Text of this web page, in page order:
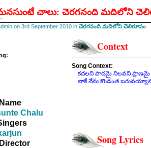
చాలు: చెరగనంది మదిలోని
on 3rd September 2010 in చెరగనంది మదిలోని చెలిరూపం
Chalu
Context
Song Context:
కదలని పాదమై నిలవని ప్రాణమై
నాకే నేను కొండంత
Song Lyrics